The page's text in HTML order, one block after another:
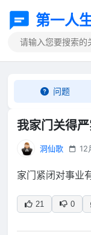
第一人
问题
我家门关得
洞仙歌 12
家门紧闭对事业
21 0